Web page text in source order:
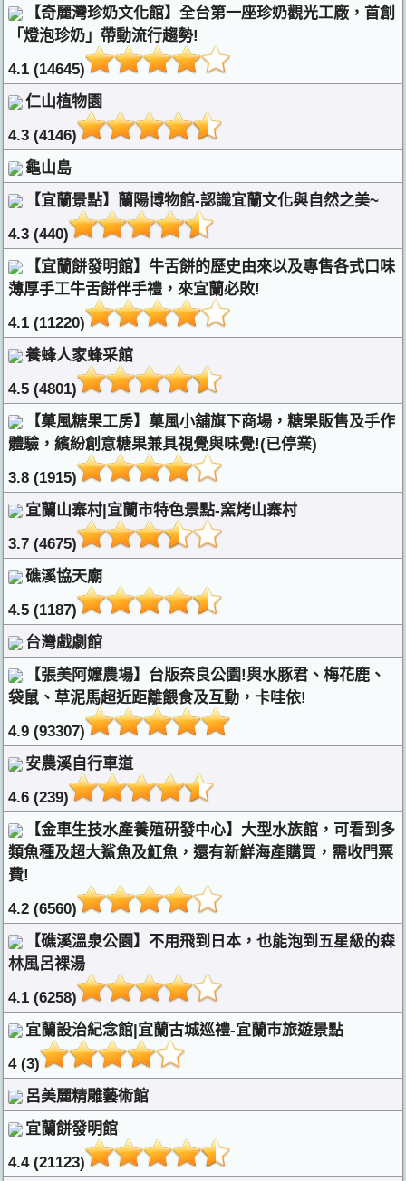
【奇麗灣珍奶文化館】全台第一座珍奶觀光工廠，首創
「燈泡珍奶」帶動流行趨勢!
4.1 (14645)
仁山植物園
4.3 (4146)
龜山島
【宜蘭景點】蘭陽博物館-認識宜蘭文化與自然之美~
4.3 (440)
【宜蘭餅發明館】牛舌餅的歷史由來以及專售各式口味
薄厚手工牛舌餅伴手禮，來宜蘭必敗!
4.1 (11220)
養蜂人家蜂采館
4.5 (4801)
【菓風糖果工房】菓風小舖旗下商場，糖果販售及手作
體驗，繽紛創意糖果兼具視覺與味覺!(已停業)
3.8 (1915)
宜蘭山寨村|宜蘭市特色景點-窯烤山寨村
3.7 (4675)
礁溪協天廟
4.5 (1187)
台灣戲劇館
【張美阿嬤農場】台版奈良公園!與水豚君、梅花鹿、
袋鼠、草泥馬超近距離餵食及互動，卡哇依!
4.9 (93307)
安農溪自行車道
4.6 (239)
【金車生技水產養殖研發中心】大型水族館，可看到多
類魚種及超大鯊魚及魟魚，還有新鮮海產購買，需收門票
費!
4.2 (6560)
【礁溪溫泉公園】不用飛到日本，也能泡到五星級的森
林風呂裸湯
4.1 (6258)
宜蘭設治紀念館|宜蘭古城巡禮-宜蘭市旅遊景點
4 (3)
呂美麗精雕藝術館
宜蘭餅發明館
4.4 (21123)